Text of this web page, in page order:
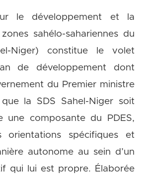
le développement et la
sahélo-sahariennes du
Niger) constitue le volet
de développement dont
du Premier ministre
la SDS Sahel-Niger soit
une composante du PDES,
orientations spécifiques et
autonome au sein d’un
qui lui est propre. Élaborée